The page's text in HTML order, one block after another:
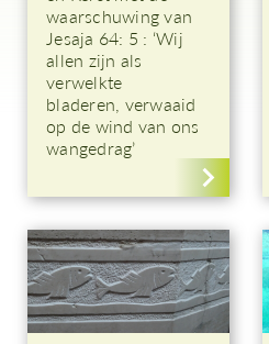
waarschuwing van
Jesaja 64: 5 : ‘Wij
allen zijn als
verwelkte
bladeren, verwaaid
op de wind van ons
wangedrag’